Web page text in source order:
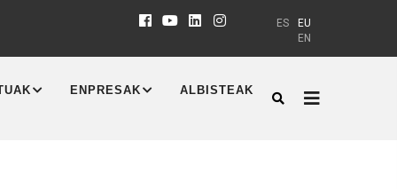
EU
ES
EN
ENPRESAK ALBISTEAK